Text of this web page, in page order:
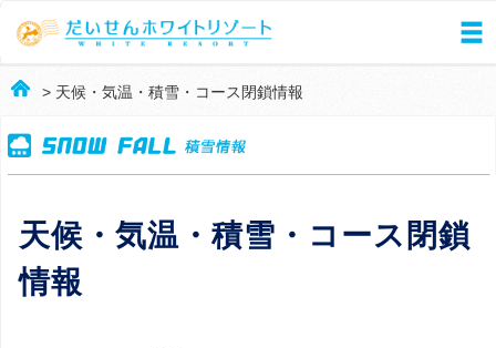
> 天候・気温・積雪・コース閉鎖情報
天候・気温・積雪・コース閉鎖
情報